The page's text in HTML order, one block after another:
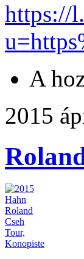
https://
A
2015